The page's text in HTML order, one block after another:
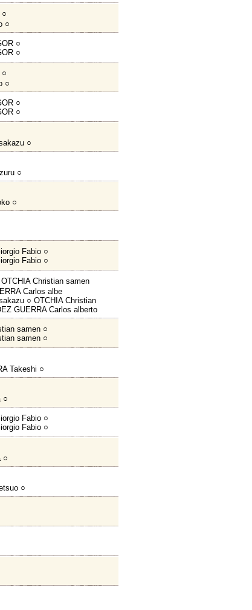
○
○
○
○
○
○
○
○
○
Fabio ○
Fabio ○
Christian samen
Carlos albe
○ OTCHIA Christian
GUERRA Carlos alberto
samen ○
samen ○
Takeshi ○
○
Fabio ○
Fabio ○
○
○